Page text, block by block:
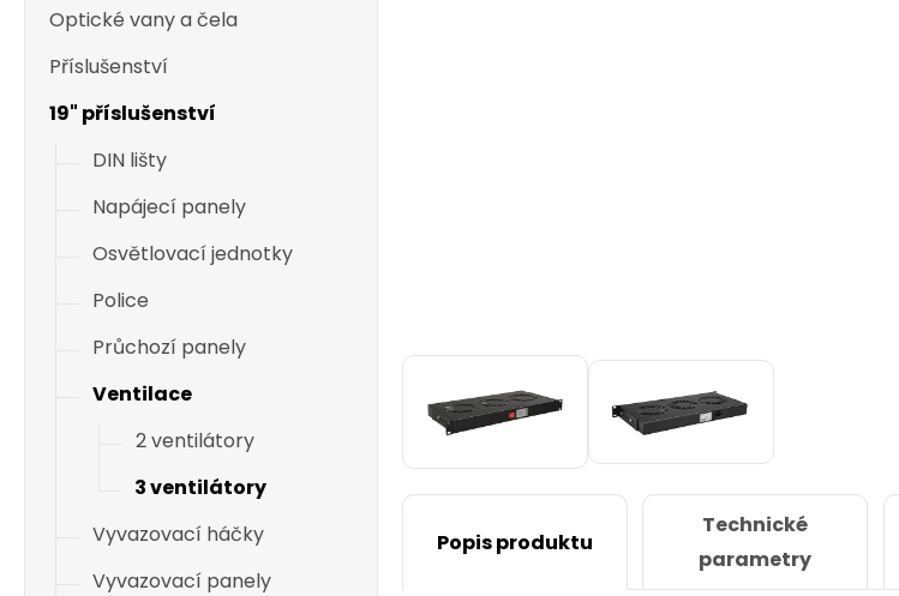
Optické vany a čela
Příslušenství
19" příslušenství
DIN lišty
Napájecí panely
Osvětlovací jednotky
Police
Průchozí panely
Ventilace
2 ventilátory
3 ventilátory
Vyvazovací háčky
Vyvazovací panely
Popis produktu
Technické
parametry